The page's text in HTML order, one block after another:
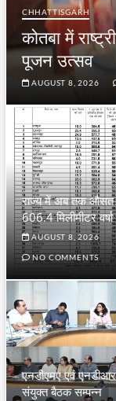
CHHATTISGARH
कोतबा में
पूजन उत्सव
AUGUST 8, 2026
राज्य में अब तक
606.4 मिलीमीटर वर्षा
AUGUST 8, 2026
NO COMMENTS
एनडीएमए एवं
संयुक्त बैठक सम्पन्न